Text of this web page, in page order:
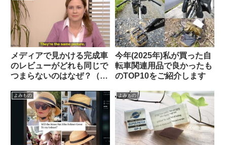
メディアで見かける完成車
のレビューがどれも同じで
つまらないのはなぜ？（海
今年(2025年)私が買った自
転車関連用品で良かったも
のTOP10をご紹介します
よみもの よみもの